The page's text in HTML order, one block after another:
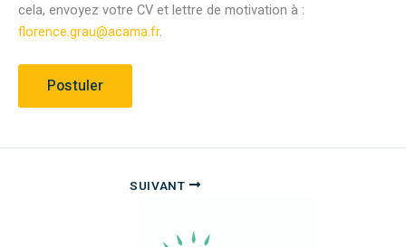
cela, envoyez votre CV et lettre de motivation à :
florence.grau@acama.fr.
SUIVANT